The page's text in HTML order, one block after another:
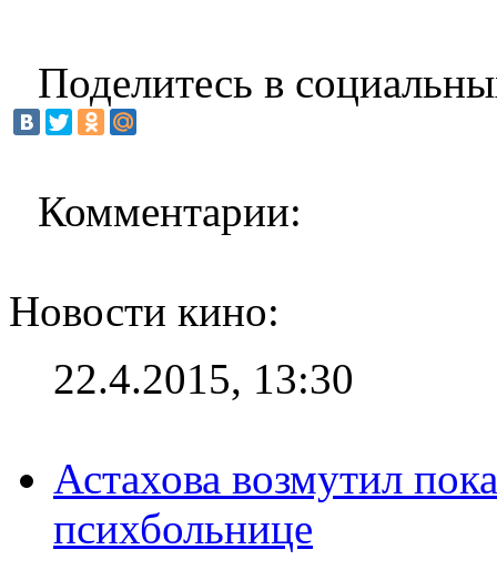
Поделитесь в
Комментарии:
Новости кино:
22.4.2015, 13:30
Астахова возмутил
психбольнице